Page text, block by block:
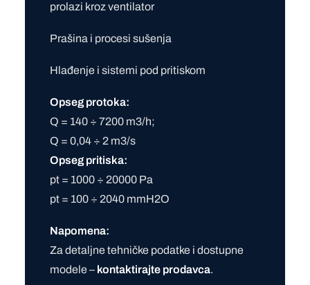
prolazi kroz ventilator
Prašina i procesi sušenja
Hlađenje i sistemi pod pritiskom
Opseg protoka:
Q = 140 ÷ 7200 m3/h;
Q = 0,04 ÷ 2 m3/s
Opseg pritiska:
pt = 1000 ÷ 20000 Pa
pt = 100 ÷ 2040 mmH2O
Napomena:
Za detaljne tehničke podatke i dostupne
modele – kontaktirajte prodavca.